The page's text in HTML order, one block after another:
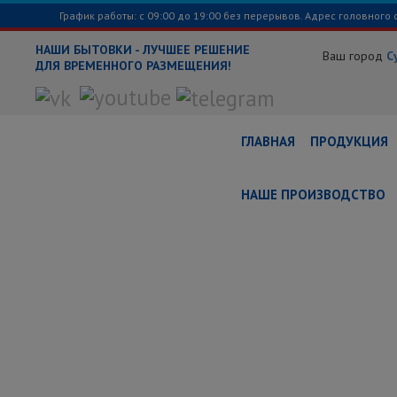
График работы: с 09:00 до 19:00 без перерывов. Адрес
НАШИ БЫТОВКИ - ЛУЧШЕЕ РЕШЕНИЕ
ДЛЯ ВРЕМЕННОГО РАЗМЕЩЕНИЯ!
Ваш город
ГЛАВНАЯ ПРОДУКЦИЯ
НАШЕ ПРОИЗВОДСТВО